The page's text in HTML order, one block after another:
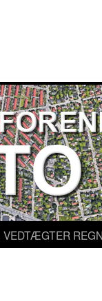
VEDTÆGTER